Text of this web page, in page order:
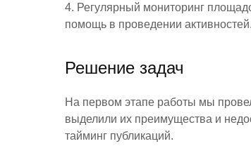
4. Регулярный мониторинг
помощь в проведении активностей.
Решение задач
На первом этапе работы мы
выделили их преимущества и
тайминг публикаций.